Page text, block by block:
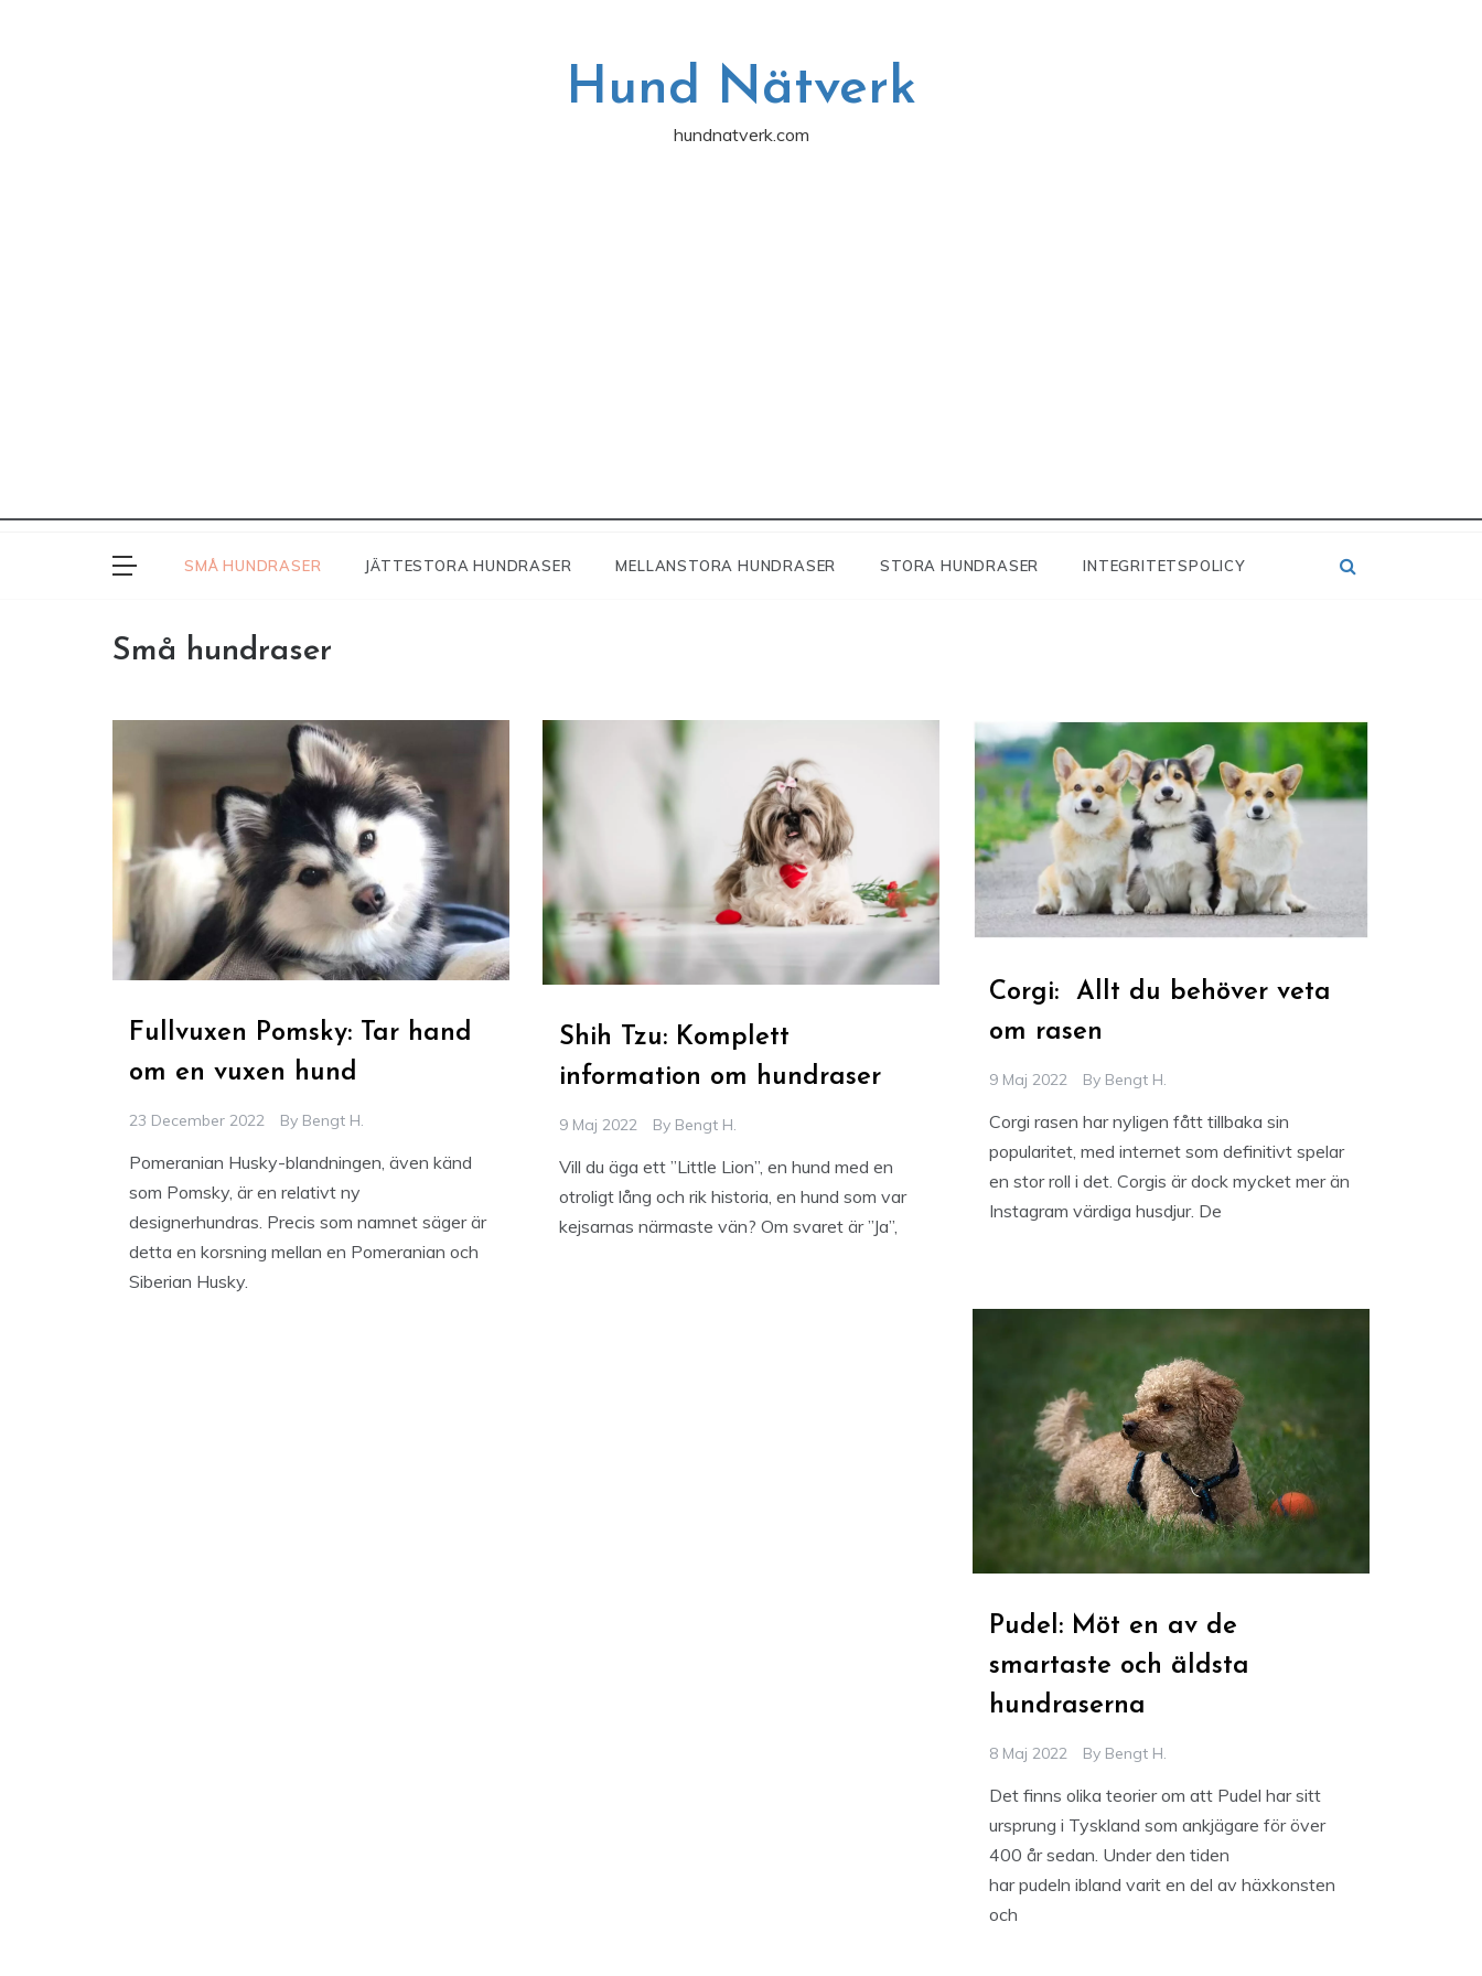
Hund Nätverk
hundnatverk.com
SMÅ HUNDRASER JÄTTESTORA HUNDRASER MELLANSTORA HUNDRASER STORA HUNDRASER INTEGRITETSPOLICY
Små hundraser
Fullvuxen Pomsky: Tar hand
om en vuxen hund
23 December 2022 By Bengt H.
Pomeranian Husky-blandningen, även känd
som Pomsky, är en relativt ny
designerhundras. Precis som namnet säger är
detta en korsning mellan en Pomeranian och
Siberian Husky.
Shih Tzu: Komplett
information om hundraser
9 Maj 2022 By Bengt H.
Vill du äga ett ”Little Lion”, en hund med en
otroligt lång och rik historia, en hund som var
kejsarnas närmaste vän? Om svaret är ”Ja”,
Corgi: Allt du behöver veta
om rasen
9 Maj 2022 By Bengt H.
Corgi rasen har nyligen fått tillbaka sin
popularitet, med internet som definitivt spelar
en stor roll i det. Corgis är dock mycket mer än
Instagram värdiga husdjur. De
Pudel: Möt en av de
smartaste och äldsta
hundraserna
8 Maj 2022 By Bengt H.
Det finns olika teorier om att Pudel har sitt
ursprung i Tyskland som ankjägare för över
400 år sedan. Under den tiden
har pudeln ibland varit en del av häxkonsten
och